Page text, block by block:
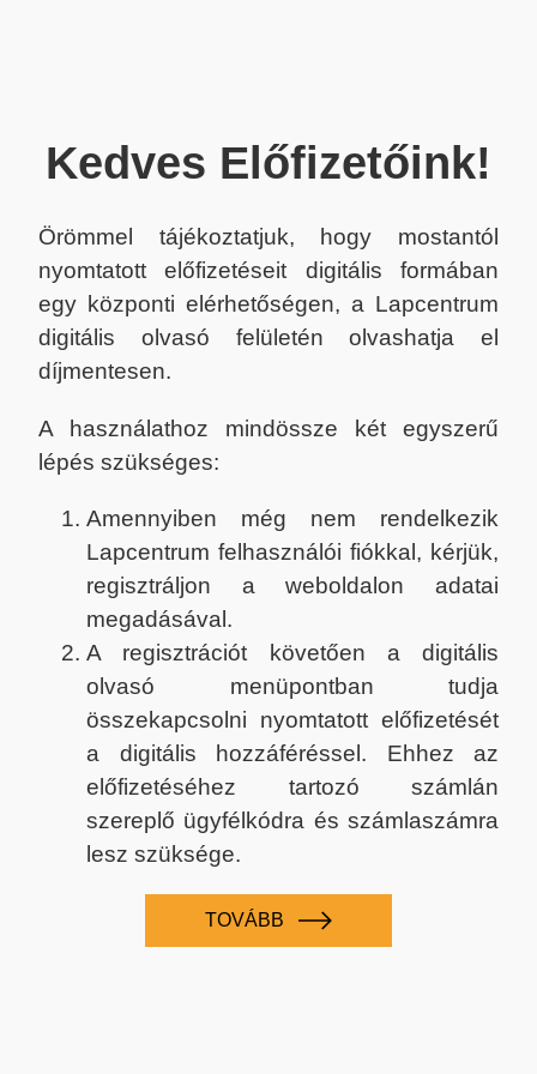
Kedves Előfizetőink!
Örömmel tájékoztatjuk, hogy mostantól
nyomtatott előfizetéseit digitális formában
egy központi elérhetőségen, a Lapcentrum
digitális olvasó felületén olvashatja el
díjmentesen.
A használathoz mindössze két egyszerű
lépés szükséges:
Amennyiben még nem rendelkezik
Lapcentrum felhasználói fiókkal, kérjük,
regisztráljon a weboldalon adatai
megadásával.
A regisztrációt követően a digitális
olvasó menüpontban tudja
összekapcsolni nyomtatott előfizetését
a digitális hozzáféréssel. Ehhez az
előfizetéséhez tartozó számlán
szereplő ügyfélkódra és számlaszámra
lesz szüksége.
TOVÁBB